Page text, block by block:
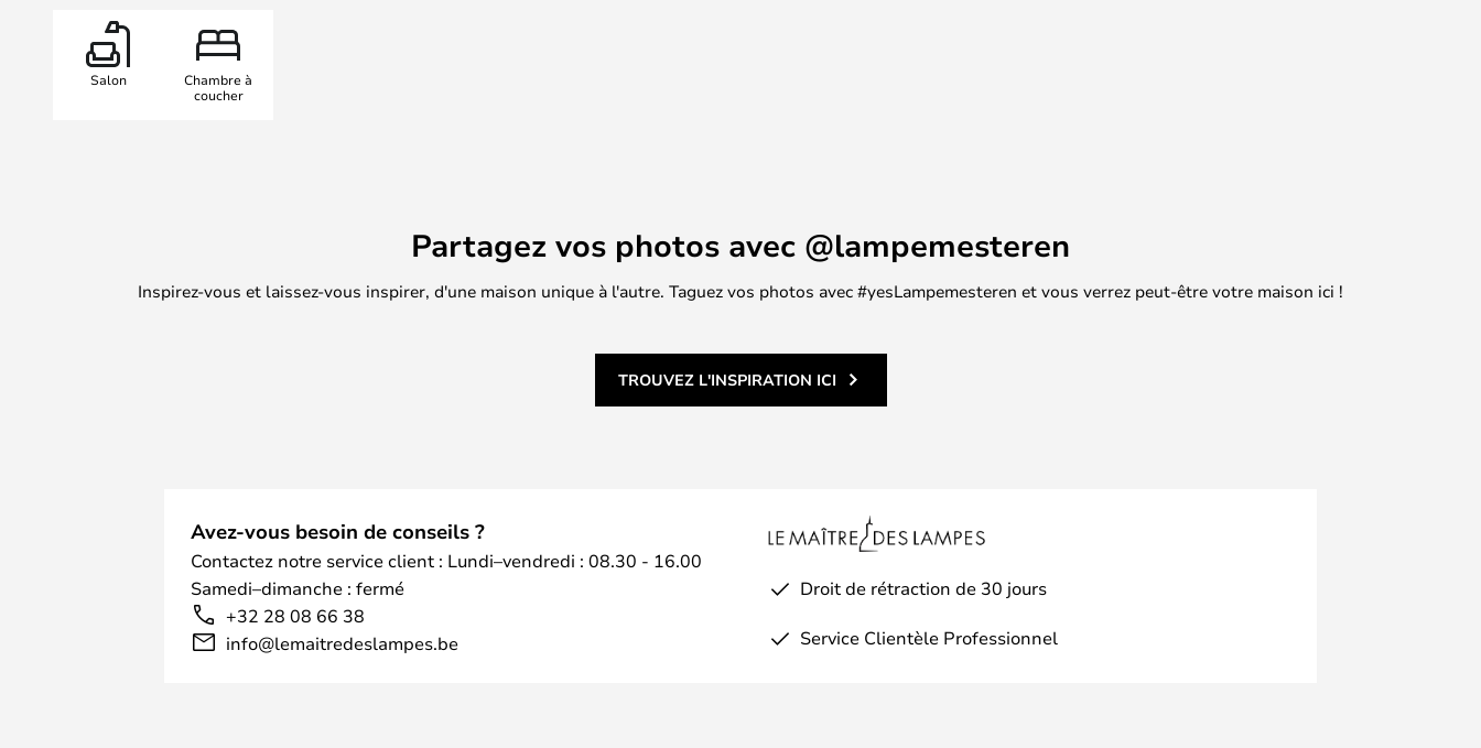
Salon
Chambre à
coucher
Partagez vos photos avec @lampemesteren
Inspirez-vous et laissez-vous inspirer, d'une maison unique à l'autre. Taguez vos photos avec #yesLampemesteren et vous verrez peut-être votre maison ici !
TROUVEZ L'INSPIRATION ICI
Avez-vous besoin de conseils ?
Contactez notre service client : Lundi–vendredi : 08.30 - 16.00
Samedi–dimanche : fermé
+32 28 08 66 38
info@lemaitredeslampes.be
Droit de rétraction de 30 jours
Service Clientèle Professionnel